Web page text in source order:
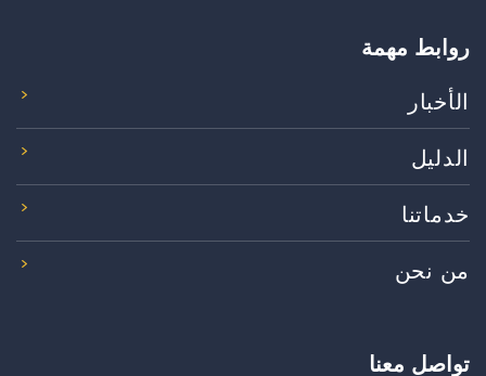
روابط مهمة
الأخبار
الدليل
خدماتنا
من نحن
تواصل معنا